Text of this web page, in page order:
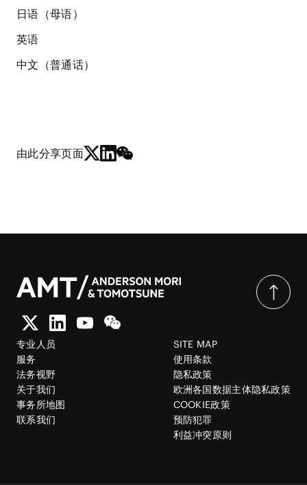
日语（母语）
英语
中文（普通话）
由此分享页面
专业人员
服务
法务视野
关于我们
事务所地图
联系我们
SITE MAP
使用条款
隐私政策
欧洲各国数据主体隐私政策
COOKIE政策
预防犯罪
利益冲突原则